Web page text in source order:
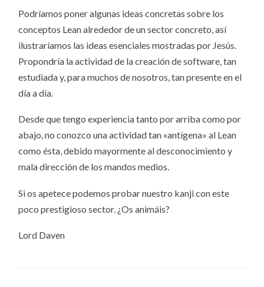
Podríamos poner algunas ideas concretas sobre los
conceptos Lean alrededor de un sector concreto, así
ilustraríamos las ideas esenciales mostradas por Jesús.
Propondría la actividad de la creación de software, tan
estudiada y, para muchos de nosotros, tan presente en el
día a día.
Desde que tengo experiencia tanto por arriba como por
abajo, no conozco una actividad tan «antígena» al Lean
como ésta, debido mayormente al desconocimiento y
mala dirección de los mandos medios.
Si os apetece podemos probar nuestro kanji con este
poco prestigioso sector. ¿Os animáis?
Lord Daven